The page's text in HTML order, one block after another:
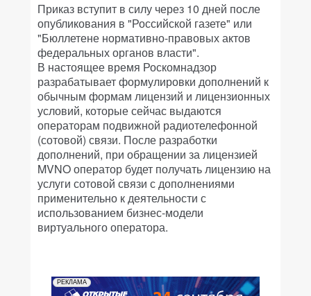
Приказ вступит в силу через 10 дней после
опубликования в "Российской газете" или
"Бюллетене нормативно-правовых актов
федеральных органов власти".
В настоящее время Роскомнадзор
разрабатывает формулировки дополнений к
обычным формам лицензий и лицензионных
условий, которые сейчас выдаются
операторам подвижной радиотелефонной
(сотовой) связи. После разработки
дополнений, при обращении за лицензией
MVNO оператор будет получать лицензию на
услуги сотовой связи с дополнениями
применительно к деятельности с
использованием бизнес-модели
виртуального оператора.
РЕКЛАМА